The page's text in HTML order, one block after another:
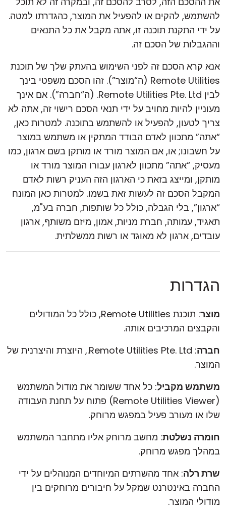
להשתמש, להקים או להפעיל את המוצר, כהגדרתו למטה.
על ידי התקנת תוכנה זו, אתה מקבל את כל התנאים
וההגבלות של הסכם זה.
אנא קרא הסכם זה לפני השימוש בהעתק שלך של תוכנת
Remote Utilities (ה“מוצר”). זהו הסכם משפטי בינך
לבין Remote Utilities Pte. Ltd. (ה“חברה”). אם אינך
מעוניין להיות מחויב על ידי תנאי הסכם רישוי זה, אתה לא
צריך לטעון, להפעיל או להשתמש בתוכנה. למטרות כאן,
“אתה” מתכוון לאדם הבודד המתקין או משתמש במוצר
על חשבונו; או, אם המוצר מורד או מותקן בשם ארגון, כמו
מעסיק, “אתה” מתכוון לארגון עבורו המוצר מורד או
מותקן, ומייצג בזאת כי הארגון הזה העניק רשות לאדם
המקבל הסכם זה לעשות זאת בשמו. למטרות כאן המונח
“ארגון”, בלי הגבלה, כולל כל שותפות, חברה בע"מ,
תאגיד, עמותה, חברת מניות, אמון, מיזם משותף, ארגון
עובדים, ארגון לא מאוגד או רשות ממשלתית.
הגדרות
מוצר
: תוכנת Remote Utilities, כולל כל המודולים
והקבצים המרכיבים אותה.
חברה
: Remote Utilities Pte. Ltd., היוצרת והיצרנית של
המוצר.
משתמש מקביל: כל אחד ששומר את מודול המשתמש
(Remote Utilities Viewer) פתוח על תחנת העבודה
שלו או מעורב פעיל במפגש מרוחק.
חומרה נשלטת: מחשב מרוחק אליו מתחבר המשתמש
במהלך מפגש מרוחק.
שרת רלה: אחד מהשרתים המיוחדים המנוהלים על ידי
החברה באינטרנט שמקל על חיבורים מרוחקים בין
מודולי המוצר.